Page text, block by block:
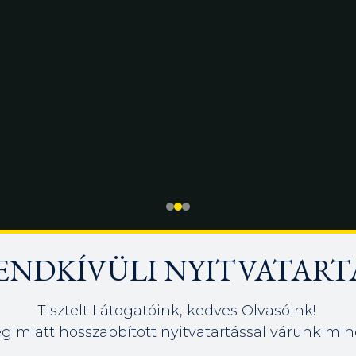
Tisztelt Látogatóink, kedves Olvasóink!
miatt hosszabbított nyitvatartással várunk